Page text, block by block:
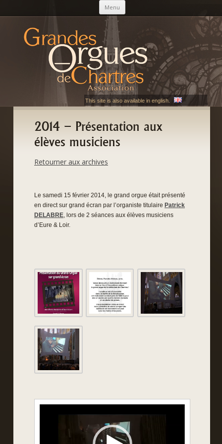
Menu Aller au contenu principal
AGOC
Les Grandes Orgues de Chartres
This site is also available in english.
2014 – Présentation aux
élèves musiciens
Retourner aux archives
Le samedi 15 février 2014, le grand orgue était présenté
en direct sur grand écran par l’organiste titulaire Patrick
DELABRE, lors de 2 séances aux élèves musiciens
d’Eure & Loir.